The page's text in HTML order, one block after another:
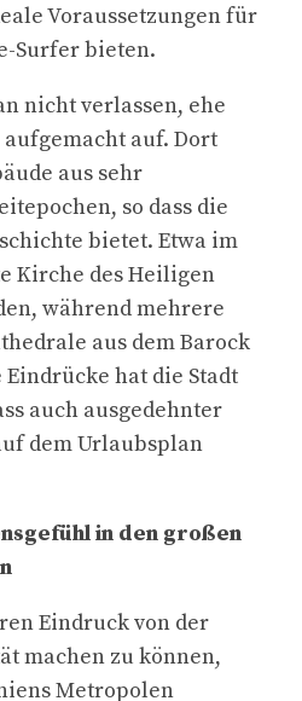
Voraussetzungen für
Surfer bieten.
nicht verlassen, ehe
auf. Dort
aus sehr
so dass die
bietet. Etwa im
Kirche des Heiligen
während mehrere
aus dem Barock
hat die Stadt
auch ausgedehnter
dem Urlaubsplan
in den großen
Eindruck von der
machen zu können,
Metropolen